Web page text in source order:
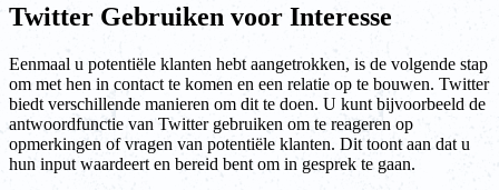
Twitter Gebruiken voor Interesse
Eenmaal u potentiële klanten hebt aangetrokken, is de volgende stap
om met hen in contact te komen en een relatie op te bouwen. Twitter
biedt verschillende manieren om dit te doen. U kunt bijvoorbeeld de
antwoordfunctie van Twitter gebruiken om te reageren op
opmerkingen of vragen van potentiële klanten. Dit toont aan dat u
hun input waardeert en bereid bent om in gesprek te gaan.